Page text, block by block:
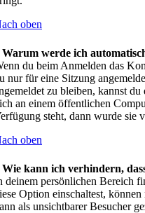
oben
Warum werde ich
du beim Anmelden das
nur für eine Sitzung
zu bleiben, kannst
an einem öffentlichen
steht, dann wurde sie
oben
Wie kann ich verhindern,
deinem persönlichen Bereich
Option einschaltest,
als unsichtbarer Besucher